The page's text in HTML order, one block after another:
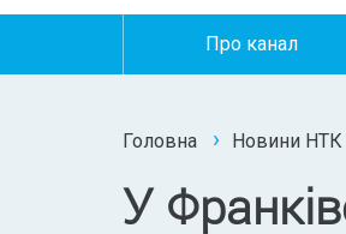
Про канал
Головна Новини НТК
У